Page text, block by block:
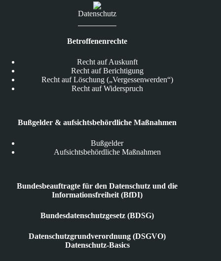
Datenschutz
Betroffenenrechte
Recht auf Auskunft
Recht auf Berichtigung
Recht auf Löschung („Vergessenwerden“)
Recht auf Widerspruch
Bußgelder & aufsichtsbehördliche Maßnahmen
Bußgelder
Aufsichtsbehördliche Maßnahmen
Bundesbeauftragte für den Datenschutz und die
Informationsfreiheit (BfDI)
Bundesdatenschutzgesetz (BDSG)
Datenschutzgrundverordnung (DSGVO)
Datenschutz-Basics